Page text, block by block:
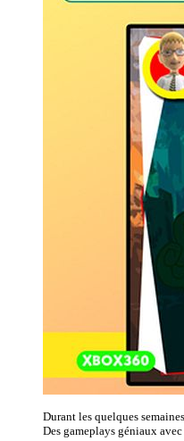
Durant les quelques
Des gameplays géniaux